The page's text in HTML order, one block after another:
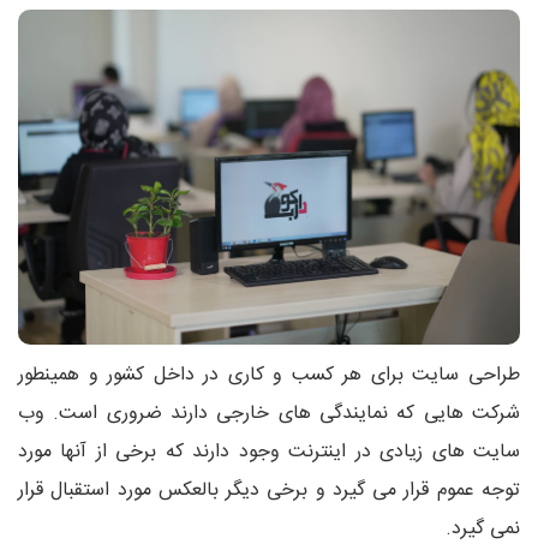
طراحی سایت برای هر کسب و کاری در داخل کشور و همینطور
شرکت هایی که نمایندگی های خارجی دارند ضروری است. وب
سایت های زیادی در اینترنت وجود دارند که برخی از آنها مورد
توجه عموم قرار می گیرد و برخی دیگر بالعکس مورد استقبال قرار
نمی گیرد.